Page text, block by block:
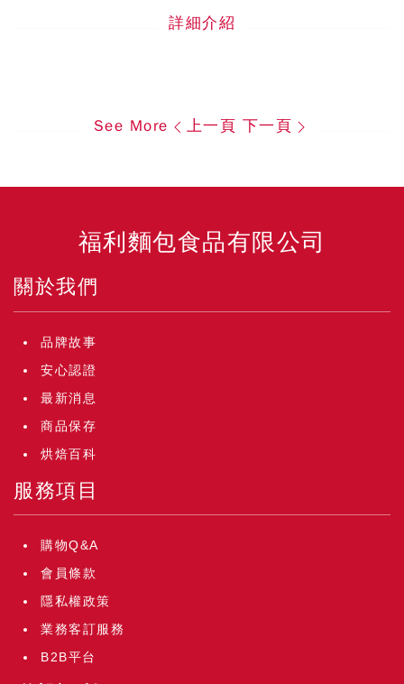
詳細介紹
See More 上一頁 下一頁
福利麵包食品有限公司
關於我們
品牌故事
安心認證
最新消息
商品保存
烘焙百科
服務項目
購物Q&A
會員條款
隱私權政策
業務客訂服務
B2B平台